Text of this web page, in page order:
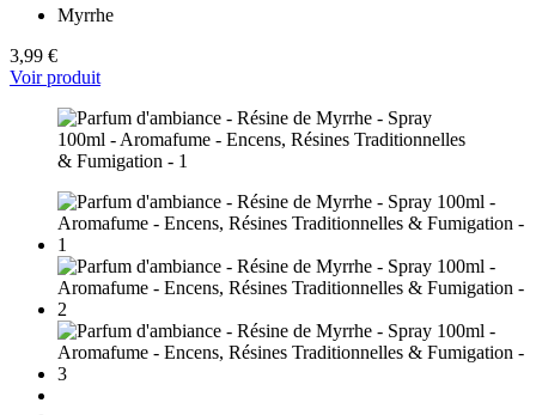
Myrrhe
3,99 €
Voir produit